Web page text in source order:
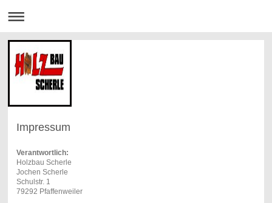
Impressum
Verantwortlich:
Holzbau Scherle
Jochen Scherle
Schulstr. 1
79292 Pfaffenweiler